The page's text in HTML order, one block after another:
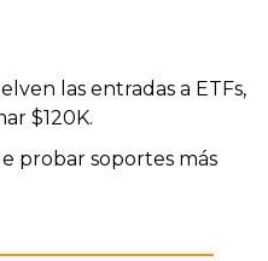
las entradas a ETFs,
$120K.
probar soportes más